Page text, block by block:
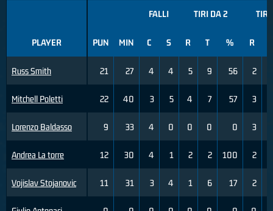
PLAYER
Russ Smith
Mitchell Poletti
Lorenzo Baldasso
Andrea La torre
Vojislav Stojanovic
FALLI TIRI DA 2 TIRI
PUN MIN C S R T % R
21 27 4 4 5 9 56 2
22 40 3 5 4 7 57 3
9 33 4 0 0 0 0 3
12 30 4 1 2 2 100 2
11 31 3 4 1 6 17 2